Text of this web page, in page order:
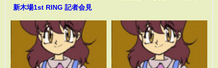
新木場1st RING 記者会見